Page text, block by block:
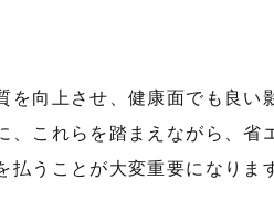
向上させ、健康面でも良い
これらを踏まえながら、省
うことが大変重要になりま